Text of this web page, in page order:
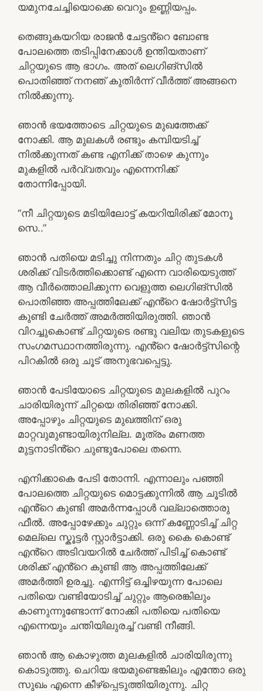
യമുനചേച്ചിയൊക്കെ വെറും ഉണ്ണിയപ്പം.
തെങ്ങുകയറിയ രാജൻ ചേട്ടൻ്റെ ബോണ്ട
പോലത്തെ തടിപ്പിനേക്കാൾ ഉന്തിയതാണ്
ചിറ്റയുടെ ആ ഭാഗം. അത് ലെഗിങ്സിൽ
പൊതിഞ്ഞ് നനഞ് കുതിർന്ന് വീർത്ത് അങ്ങനെ
നിൽക്കുന്നു.
ഞാൻ ഭയത്തോടെ ചിറ്റയുടെ മുഖത്തേക്ക്
നോക്കി. ആ മുലകൾ രണ്ടും കമ്പിയടിച്ച്
നിൽക്കുന്നത് കണ്ട എനിക്ക് താഴെ കുന്നും
മുകളിൽ പർവ്വതവും എന്നെനിക്ക്
തോന്നിപ്പോയി.
“നീ ചിറ്റയുടെ മടിയിലോട്ട് കയറിയിരിക്ക് മോനൂ
സെ..”
ഞാൻ പതിയെ മടിച്ചു നിന്നതും ചിറ്റ തുടകൾ
ശരിക്ക് വിടർത്തിക്കൊണ്ട് എന്നെ വാരിയെടുത്ത്
ആ വീർത്തൊലിക്കുന്ന വെളുത്ത ലെഗിങ്സിൽ
പൊതിഞ്ഞ അപ്പത്തിലേക്ക് എൻ്റെ ഷോർട്ട്സിട്ട
കുണ്ടി ചേർത്ത് അമർത്തിയിരുത്തി. ഞാൻ
വിറച്ചുകൊണ്ട് ചിറ്റയുടെ രണ്ടു വലിയ തുടകളുടെ
സംഗമസ്ഥാനത്തിരുന്നു. എൻ്റെ ഷോർട്ട്സിന്റെ
പിറകിൽ ഒരു ചൂട് അനുഭവപ്പെട്ടു.
ഞാൻ പേടിയോടെ ചിറ്റയുടെ മുലകളിൽ പുറം
ചാരിയിരുന്ന് ചിറ്റയെ തിരിഞ്ഞ് നോക്കി.
അപ്പോഴും ചിറ്റയുടെ മുഖത്തിന് ഒരു
മാറ്റവുമുണ്ടായിരുനില്ല. മൂത്രം മണത്ത
മുട്ടനാടിൻ്റെ ചുണ്ടുപോലെ തന്നെ.
എനിക്കാകെ പേടി തോന്നി. എന്നാലും പഞ്ഞി
പോലത്തെ ചിറ്റയുടെ മൊട്ടക്കുന്നിൽ ആ ചൂടിൽ
എൻ്റെ കുണ്ടി അമർന്നപ്പോൾ വല്ലാത്തൊരു
ഫീൽ. അപ്പോഴേക്കും ചുറ്റും ഒന്ന് കണ്ണോടിച്ച് ചിറ്റ
മെല്ലെ സ്കൂട്ടർ സ്റ്റാർട്ടാക്കി. ഒരു കൈ കൊണ്ട്
എൻ്റെ അടിവയറിൽ ചേർത്ത് പിടിച്ച് കൊണ്ട്
ശരിക്ക് എൻ്റെ കുണ്ടി ആ അപ്പത്തിലേക്ക്
അമർത്തി ഉരച്ചു. എന്നിട്ട് ഒച്ചിഴയുന്ന പോലെ
പതിയെ വണ്ടിയോടിച്ച് ചുറ്റും ആരെങ്കിലും
കാണുന്നുണ്ടോന്ന് നോക്കി പതിയെ പതിയെ
എന്നെയും ചന്തിയിലുരച്ച് വണ്ടി നീങ്ങി.
ഞാൻ ആ കൊഴുത്ത മുലകളിൽ ചാരിയിരുന്നു
കൊടുത്തു. ചെറിയ ഭയമുണ്ടെങ്കിലും എന്തോ ഒരു
സുഖം എന്നെ കീഴ്പ്പെടുത്തിയിരുന്നു. ചിറ്റ